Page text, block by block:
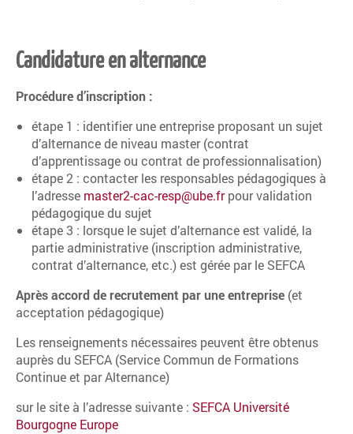
Candidature en alternance
Procédure d’inscription :
étape 1 : identifier une entreprise proposant un sujet
d’alternance de niveau master (contrat
d’apprentissage ou contrat de professionnalisation)
étape 2 : contacter les responsables pédagogiques à
l’adresse master2-cac-resp@ube.frpour validation
pédagogique du sujet
étape 3 : lorsque le sujet d’alternance est validé, la
partie administrative (inscription administrative,
contrat d’alternance, etc.) est gérée par le SEFCA
Après accord de recrutement par une entreprise (et
acceptation pédagogique)
Les renseignements nécessaires peuvent être obtenus
auprès du SEFCA (Service Commun de Formations
Continue et par Alternance)
sur le site à l’adresse suivante : SEFCA Université
Bourgogne Europe